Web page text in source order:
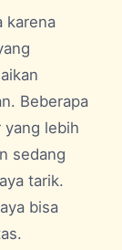
karena
Beberapa
yang lebih
sedang
tarik.
bisa